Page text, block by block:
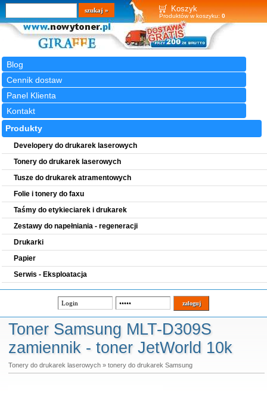
Koszyk
Produktów w koszyku: 0
Blog
Cennik dostaw
Panel Klienta
Kontakt
Wyszukiwarka
szukaj
Produkty
Developery do drukarek laserowych
Tonery do drukarek laserowych
Tusze do drukarek atramentowych
Folie i tonery do faxu
Taśmy do etykieciarek i drukarek
Zestawy do napełniania - regeneracji
Drukarki
Papier
Serwis - Eksploatacja
Toner Samsung MLT-D309S
zamiennik - toner JetWorld 10k
Tonery do drukarek laserowych» tonery do drukarek Samsung